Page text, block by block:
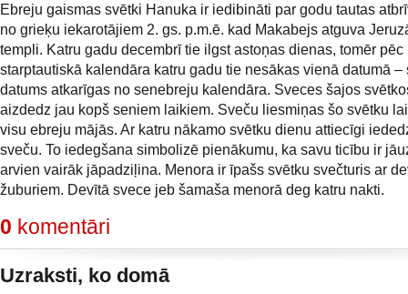
Ebreju gaismas svētki Hanuka ir iedibināti par godu tautas
no grieķu iekarotājiem 2. gs. p.m.ē. kad Makabejs atguva
templi. Katru gadu decembrī tie ilgst astoņas dienas, tomēr pēc
starptautiskā kalendāra katru gadu tie nesākas vienā datumā –
datums atkarīgas no senebreju kalendāra. Sveces šajos
aizdedz jau kopš seniem laikiem. Sveču liesmiņas šo svētku
visu ebreju mājās. Ar katru nākamo svētku dienu attiecīgi
sveču. To iedegšana simbolizē pienākumu, ka savu ticību ir
arvien vairāk jāpadziļina. Menora ir īpašs svētku svečturis ar
žuburiem. Devītā svece jeb šamaša menorā deg katru nakti.
0 komentāri
Uzraksti, ko domā